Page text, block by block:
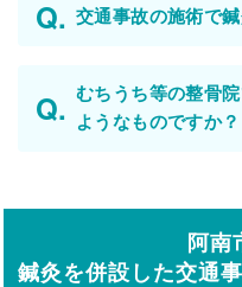
交通事故の施術で
むちうち等の整骨
ようなものですか？
阿南
鍼灸を併設した交通